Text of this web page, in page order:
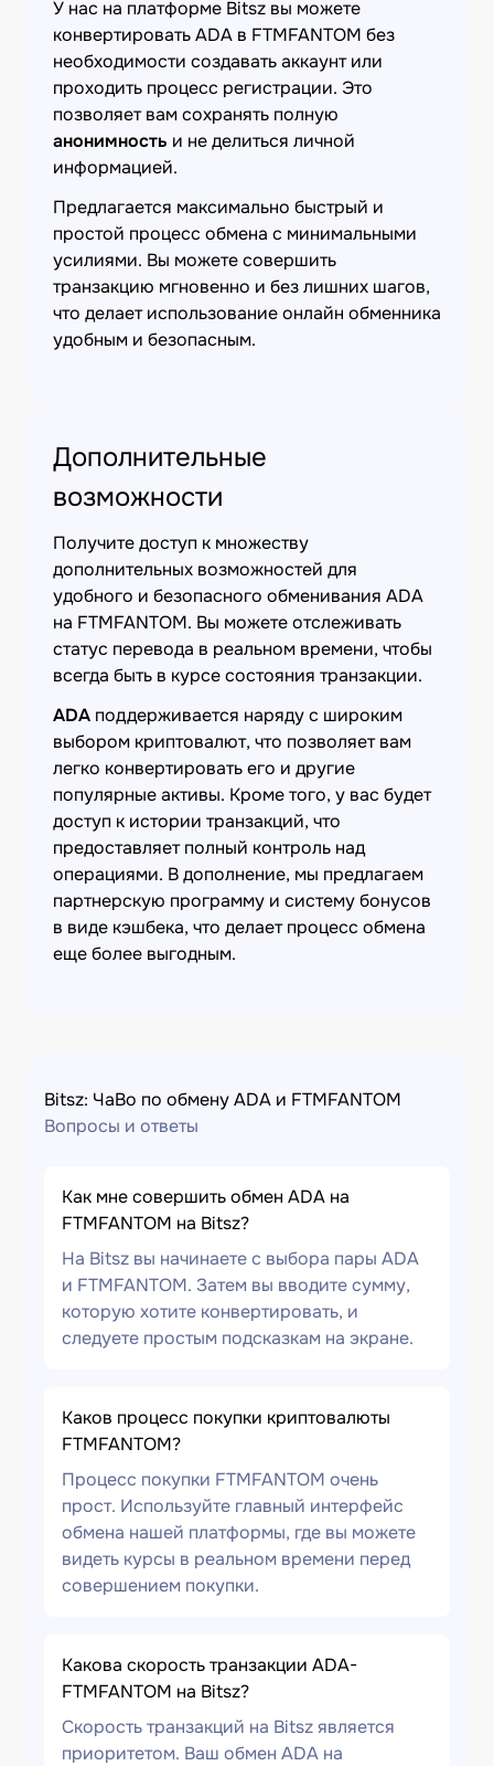
У нас на платформе Bitsz вы можете
конвертировать ADA в FTMFANTOM без
необходимости создавать аккаунт или
проходить процесс регистрации. Это
позволяет вам сохранять полную
анонимность и не делиться личной
информацией.
Предлагается максимально быстрый и
простой процесс обмена с минимальными
усилиями. Вы можете совершить
транзакцию мгновенно и без лишних шагов,
что делает использование онлайн обменника
удобным и безопасным.
Дополнительные
возможности
Получите доступ к множеству
дополнительных возможностей для
удобного и безопасного обменивания ADA
на FTMFANTOM. Вы можете отслеживать
статус перевода в реальном времени, чтобы
всегда быть в курсе состояния транзакции.
ADA поддерживается наряду с широким
выбором криптовалют, что позволяет вам
легко конвертировать его и другие
популярные активы. Кроме того, у вас будет
доступ к истории транзакций, что
предоставляет полный контроль над
операциями. В дополнение, мы предлагаем
партнерскую программу и систему бонусов
в виде кэшбека, что делает процесс обмена
еще более выгодным.
Bitsz: ЧаВо по обмену ADA и FTMFANTOM
Вопросы и ответы
Как мне совершить обмен ADA на
FTMFANTOM на Bitsz?
На Bitsz вы начинаете с выбора пары ADA
и FTMFANTOM. Затем вы вводите сумму,
которую хотите конвертировать, и
следуете простым подсказкам на экране.
Каков процесс покупки криптовалюты
FTMFANTOM?
Процесс покупки FTMFANTOM очень
прост. Используйте главный интерфейс
обмена нашей платформы, где вы можете
видеть курсы в реальном времени перед
совершением покупки.
Какова скорость транзакции ADA-
FTMFANTOM на Bitsz?
Скорость транзакций на Bitsz является
приоритетом. Ваш обмен ADA на